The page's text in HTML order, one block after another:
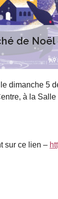
de Noël
dimanche 5
à la
sur ce lien –